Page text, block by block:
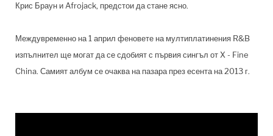
Крис Браун и Afrojack, предстои да стане ясно.
Междувременно на 1 април феновете на мултиплатинения R&B
изпълнител ще могат да се сдобият с първия сингъл от X - Fine
China. Самият албум се очаква на пазара през есента на 2013 г.